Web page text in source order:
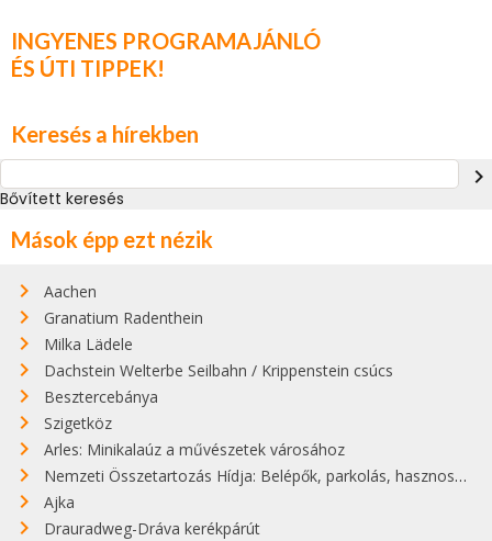
INGYENES PROGRAMAJÁNLÓ
ÉS ÚTI TIPPEK!
Keresés a hírekben
navigate_next
Bővített keresés
Mások épp ezt nézik
Aachen
Granatium Radenthein
Milka Lädele
Dachstein Welterbe Seilbahn / Krippenstein csúcs
Besztercebánya
Szigetköz
Arles: Minikalaúz a művészetek városához
Nemzeti Összetartozás Hídja: Belépők, parkolás, hasznos infók
Ajka
Drauradweg-Dráva kerékpárút